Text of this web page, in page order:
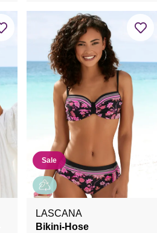
Sale
LASCANA
Bikini-Hose